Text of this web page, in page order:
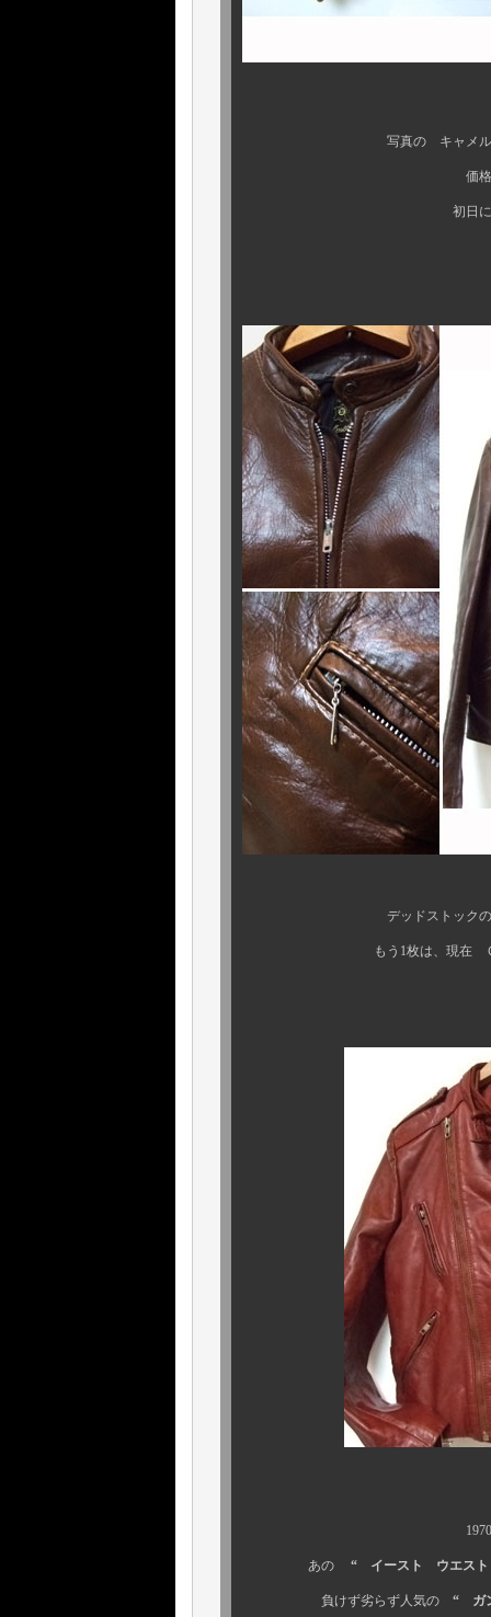
写真の キャメルブ
価格は 7 万 2240
初日に
デッドストックの
もう1枚は、現在 ＯＮ Ｓ
1970年代当時、
あの “ イースト ウエス
負けず劣らず人気の “ ガ